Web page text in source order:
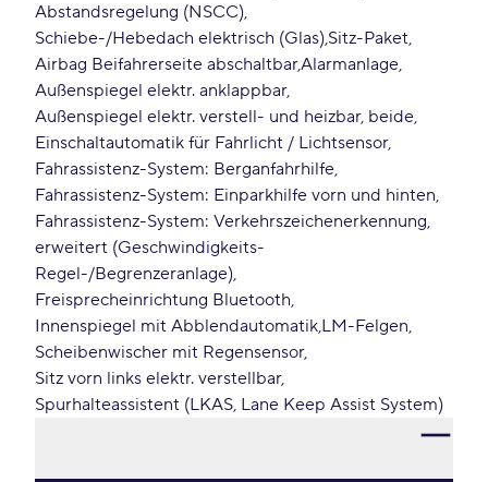
Abstandsregelung (NSCC)
Schiebe-/Hebedach elektrisch (Glas) Sitz-Paket
Airbag Beifahrerseite abschaltbarAlarmanlage
Außenspiegel elektr. anklappbar
Außenspiegel elektr. verstell- und heizbar, beide
Einschaltautomatik für Fahrlicht / Lichtsensor
Fahrassistenz-System: Berganfahrhilfe
Fahrassistenz-System: Einparkhilfe vorn und hinten
Fahrassistenz-System: Verkehrszeichenerkennung,
erweitert (Geschwindigkeits-
Regel-/Begrenzeranlage)
Freisprecheinrichtung Bluetooth
Innenspiegel mit Abblendautomatik LM-Felgen
Scheibenwischer mit Regensensor
Sitz vorn links elektr. verstellbar
Spurhalteassistent (LKAS, Lane Keep Assist System)